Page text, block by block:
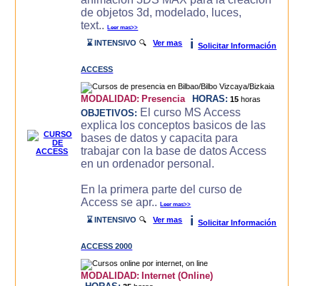
de objetos 3d, modelado, luces,
text..Leer mas>>
⌛ INTENSIVO 🔍Ver mas i Solicitar Información
ACCESS
MODALIDAD: Presencia HORAS: 15 horas
OBJETIVOS: El curso MS Access
explica los conceptos basicos de las
bases de datos y capacita para
trabajar con la base de datos Access
en un ordenador personal.
En la primera parte del curso de
Access se apr..Leer mas>>
⌛ INTENSIVO 🔍Ver mas i Solicitar Información
ACCESS 2000
MODALIDAD: Internet (Online)